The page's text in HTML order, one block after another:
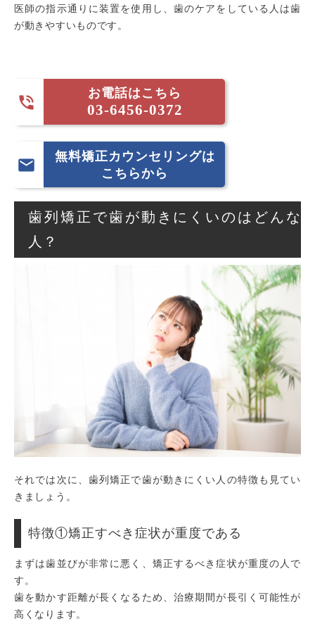
医師の指示通りに装置を使用し、歯のケアをしている人は歯
が動きやすいものです。
 お電話はこちら
03-6456-0372

無料矯正カウンセリングは
こちらから
歯列矯正で歯が動きにくいのはどんな
人？
それでは次に、歯列矯正で歯が動きにくい人の特徴も見てい
きましょう。
特徴①矯正すべき症状が重度である
まずは歯並びが非常に悪く、矯正するべき症状が重度の人で
す。
歯を動かす距離が長くなるため、治療期間が長引く可能性が
高くなります。